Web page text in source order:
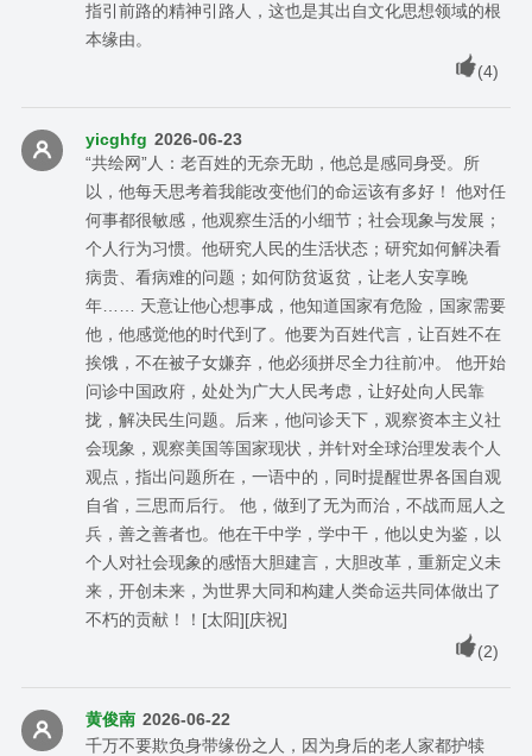
指引前路的精神引路人，这也是其出自文化思想领域的根
本缘由。
(4)
yicghfg 2026-06-23
“共绘网”人：老百姓的无奈无助，他总是感同身受。所
以，他每天思考着我能改变他们的命运该有多好！ 他对任
何事都很敏感，他观察生活的小细节；社会现象与发展；
个人行为习惯。他研究人民的生活状态；研究如何解决看
病贵、看病难的问题；如何防贫返贫，让老人安享晚
年…… 天意让他心想事成，他知道国家有危险，国家需要
他，他感觉他的时代到了。他要为百姓代言，让百姓不在
挨饿，不在被子女嫌弃，他必须拼尽全力往前冲。 他开始
问诊中国政府，处处为广大人民考虑，让好处向人民靠
拢，解决民生问题。后来，他问诊天下，观察资本主义社
会现象，观察美国等国家现状，并针对全球治理发表个人
观点，指出问题所在，一语中的，同时提醒世界各国自观
自省，三思而后行。 他，做到了无为而治，不战而屈人之
兵，善之善者也。他在干中学，学中干，他以史为鉴，以
个人对社会现象的感悟大胆建言，大胆改革，重新定义未
来，开创未来，为世界大同和构建人类命运共同体做出了
不朽的贡献！！[太阳][庆祝]
(2)
黄俊南 2026-06-22
千万不要欺负身带缘份之人，因为身后的老人家都护犊